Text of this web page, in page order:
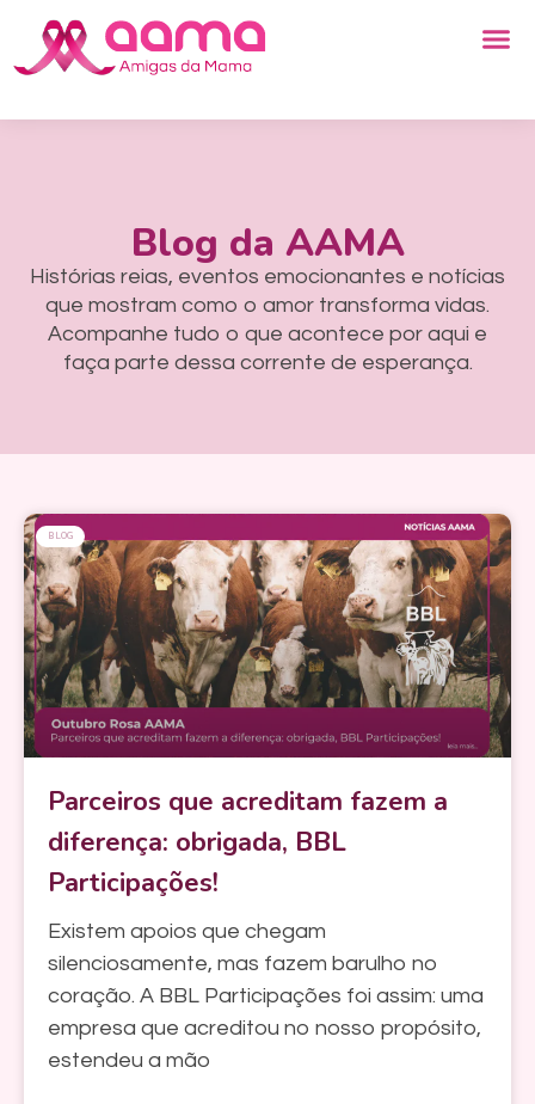
Blog da AAMA
Histórias reias, eventos emocionantes e notícias
que mostram como o amor transforma vidas.
Acompanhe tudo o que acontece por aqui e
faça parte dessa corrente de esperança.
BLOG
Parceiros que acreditam fazem a
diferença: obrigada, BBL
Participações!
Existem apoios que chegam
silenciosamente, mas fazem barulho no
coração. A BBL Participações foi assim: uma
empresa que acreditou no nosso propósito,
estendeu a mão